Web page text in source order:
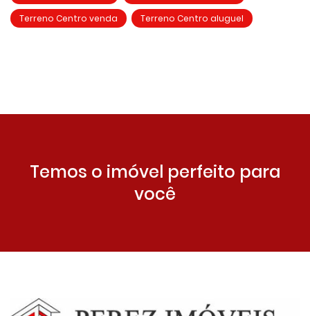
Terreno Centro venda
Terreno Centro aluguel
Temos o imóvel perfeito para
você